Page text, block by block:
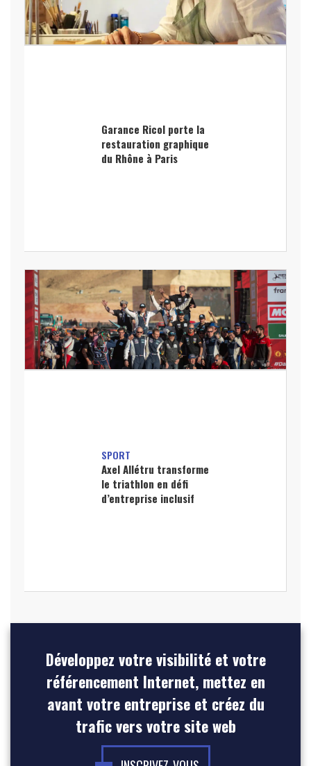
Garance Ricol porte la
restauration graphique
du Rhône à Paris
SPORT
Axel Allétru transforme
le triathlon en défi
d’entreprise inclusif
Développez votre visibilité et votre
référencement Internet, mettez en
avant votre entreprise et créez du
trafic vers votre site web